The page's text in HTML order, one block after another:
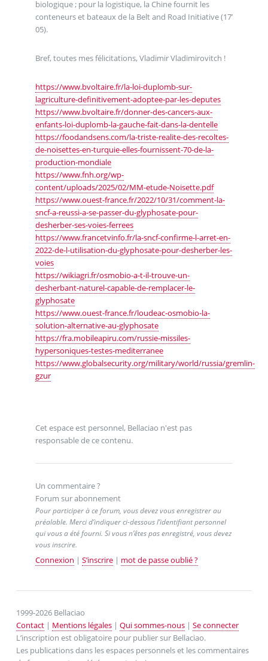
biologique ; pour la logistique, la Chine fournit les
conteneurs et bateaux de la Belt and Road Initiative (17’
05).
Bref, toutes mes félicitations, Vladimir Vladimirovitch !
https://www.bvoltaire.fr/la-loi-duplomb-sur-
lagriculture-definitivement-adoptee-par-les-deputes
https://www.bvoltaire.fr/donner-des-cancers-aux-
enfants-loi-duplomb-la-gauche-fait-dans-la-dentelle
https://foodandsens.com/la-triste-realite-des-recoltes-
de-noisettes-en-turquie-elles-fournissent-70-de-la-
production-mondiale
https://www.fnh.org/wp-
content/uploads/2025/02/MM-etude-Noisette.pdf
https://www.ouest-france.fr/2022/10/31/comment-la-
sncf-a-reussi-a-se-passer-du-glyphosate-pour-
desherber-ses-voies-ferrees
https://www.francetvinfo.fr/la-sncf-confirme-l-arret-en-
2022-de-l-utilisation-du-glyphosate-pour-desherber-les-
voies
https://wikiagri.fr/osmobio-a-t-il-trouve-un-
desherbant-naturel-capable-de-remplacer-le-
glyphosate
https://www.ouest-france.fr/loudeac-osmobio-la-
solution-alternative-au-glyphosate
https://fra.mobileapiru.com/russie-missiles-
hypersoniques-testes-mediterranee
https://www.globalsecurity.org/military/world/russia/gremlin-
gzur
Cet espace est personnel, Bellaciao n'est pas
responsable de ce contenu.
Un commentaire ?
Forum sur abonnement
Pour participer à ce forum, vous devez vous enregistrer au
préalable. Merci d’indiquer ci-dessous l’identifiant personnel
qui vous a été fourni. Si vous n’êtes pas enregistré, vous devez
vous inscrire.
Connexion | S’inscrire| mot de passe oublié ?
1999-2026 Bellaciao
Contact| Mentions légales| Qui sommes-nous| Se connecter
L’inscription est obligatoire pour publier sur Bellaciao.
Les publications dans les espaces personnels et les commentaires